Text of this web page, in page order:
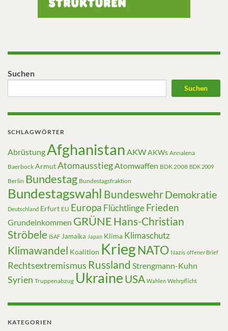
Suchen
Suchen
SCHLAGWÖRTER
Abrüstung Afghanistan AKWAKWs Annalena
Baerbock ArmutAtomausstiegAtomwaffen BDK 2008 BDK 2009
Berlin Bundestag Bundestagsfraktion
Bundestagswahl BundeswehrDemokratie
Deutschland Erfurt EU Europa FlüchtlingeFrieden
Grundeinkommen GRÜNE Hans-Christian
Ströbele ISAF Jamaika Japan Klima Klimaschutz
Klimawandel Koalition KriegNATO Nazis offener Brief
Rechtsextremismus Russland Strengmann-Kuhn
Syrien Truppenabzug UkraineUSA Wahlen Wehrpflicht
KATEGORIEN